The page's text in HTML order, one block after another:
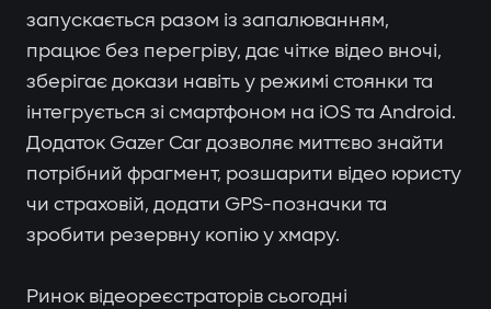
запускається разом із запалюванням,
працює без перегріву, дає чітке відео вночі,
зберігає докази навіть у режимі стоянки та
інтегрується зі смартфоном на iOS та Android.
Додаток Gazer Car дозволяє миттєво знайти
потрібний фрагмент, розшарити відео юристу
чи страховій, додати GPS-позначки та
зробити резервну копію у хмару.
Ринок відеореєстраторів сьогодні